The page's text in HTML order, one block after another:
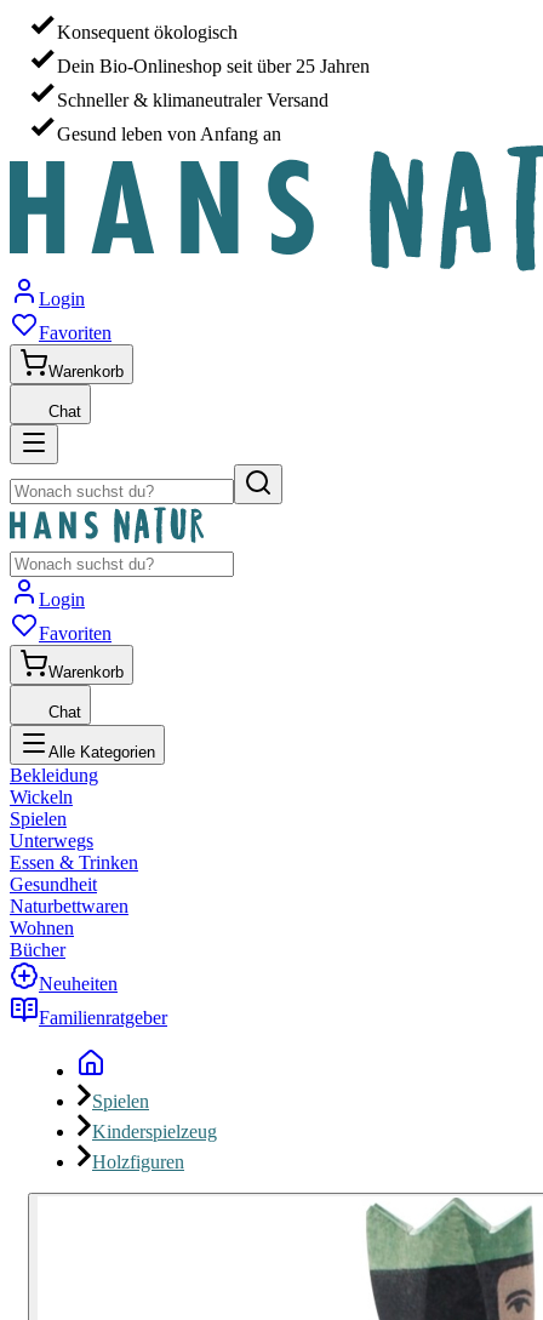
Konsequent ökologisch
Dein Bio-Onlineshop seit über 25 Jahren
Schneller & klimaneutraler Versand
Gesund leben von Anfang an
Login
Favoriten
Warenkorb
Chat
Login
Favoriten
Warenkorb
Chat
Alle Kategorien
Bekleidung
Wickeln
Spielen
Unterwegs
Essen & Trinken
Gesundheit
Naturbettwaren
Wohnen
Bücher
Neuheiten
Familienratgeber
Spielen
Kinderspielzeug
Holzfiguren